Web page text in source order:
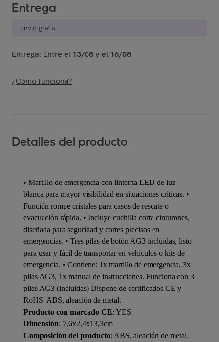
Entrega
Envío gratis
Entrega: Entre el 13/08y el 16/08
¿Cómo funciona?
Detalles del producto
• Martillo de emergencia con linterna LED de luz
blanca para mayor visibilidad en situaciones críticas. •
Función rompe cristales para casos de rescate o
evacuación rápida. • Incluye cuchilla corta cinturones,
diseñada para seguridad y cortes precisos en
emergencias. • Tres pilas de botón AG3 incluidas, listo
para usar y fácil de transportar en vehículos o kits de
emergencia. • Contiene: 1x martillo de emergencia, 3x
pilas AG3, 1x manual de instrucciones. Funciona con 3
pilas AG3 (incluidas) Dispone de certificados CE y
RoHS. ABS, aleación de metal.
Producto con marcado CE: YES
Dimensión: 7,6x2,4x13,3cm
Composición del producto: ABS, aleación de metal.